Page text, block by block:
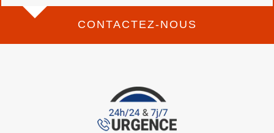
CONTACTEZ-NOUS